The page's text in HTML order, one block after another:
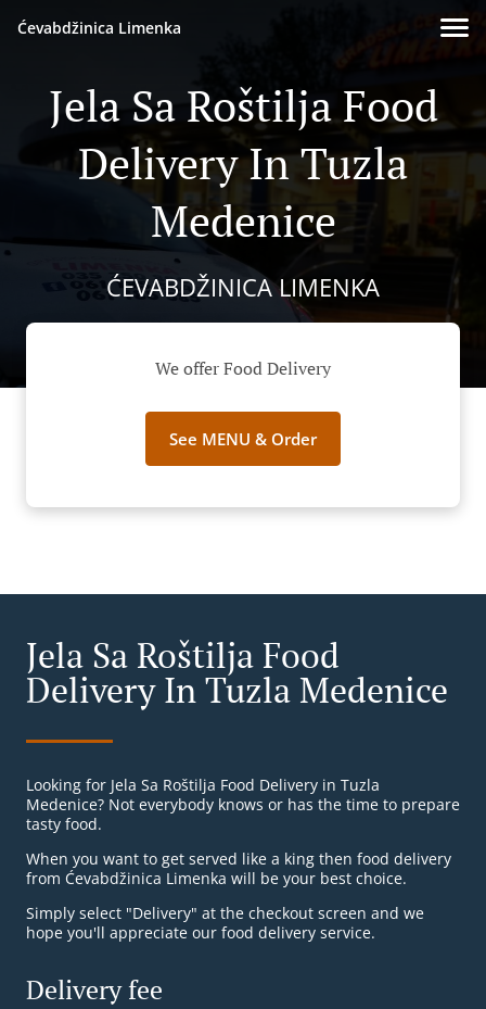
Ćevabdžinica Limenka
Jela Sa Roštilja Food
Delivery In Tuzla
Medenice
ĆEVABDŽINICA LIMENKA
We offer Food Delivery
See MENU & Order
Jela Sa Roštilja Food
Delivery In Tuzla Medenice
Looking for Jela Sa Roštilja Food Delivery in Tuzla
Medenice? Not everybody knows or has the time to prepare
tasty food.
When you want to get served like a king then food delivery
from Ćevabdžinica Limenka will be your best choice.
Simply select "Delivery" at the checkout screen and we
hope you'll appreciate our food delivery service.
Delivery fee